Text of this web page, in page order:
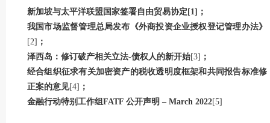
新加坡与太平洋联盟国家签署自由贸易协定 [1] ；
我国市场监督管理总局发布《外商投资企业授权登记管理办法》
[2] ；
泽西岛：修订破产相关立法-债权人的新开始[3] ；
经合组织征求有关加密资产的税收透明度框架和共同报告标准修
正案的意见[4] ；
金融行动特别工作组FATF 公开声明 – March 2022[5]